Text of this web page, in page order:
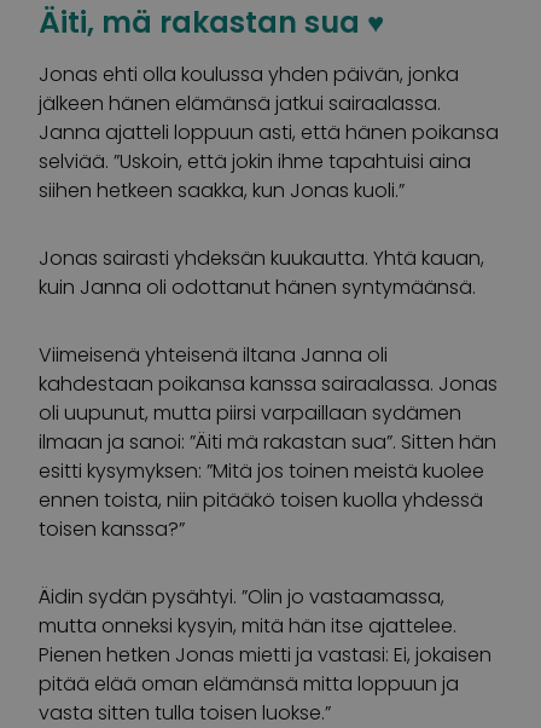
Äiti, mä rakastan sua ♥
Jonas ehti olla koulussa yhden päivän, jonka
jälkeen hänen elämänsä jatkui sairaalassa.
Janna ajatteli loppuun asti, että hänen poikansa
selviää. ”Uskoin, että jokin ihme tapahtuisi aina
siihen hetkeen saakka, kun Jonas kuoli.”
Jonas sairasti yhdeksän kuukautta. Yhtä kauan,
kuin Janna oli odottanut hänen syntymäänsä.
Viimeisenä yhteisenä iltana Janna oli
kahdestaan poikansa kanssa sairaalassa. Jonas
oli uupunut, mutta piirsi varpaillaan sydämen
ilmaan ja sanoi: ”Äiti mä rakastan sua”. Sitten hän
esitti kysymyksen: ”Mitä jos toinen meistä kuolee
ennen toista, niin pitääkö toisen kuolla yhdessä
toisen kanssa?”
Äidin sydän pysähtyi. ”Olin jo vastaamassa,
mutta onneksi kysyin, mitä hän itse ajattelee.
Pienen hetken Jonas mietti ja vastasi: Ei, jokaisen
pitää elää oman elämänsä mitta loppuun ja
vasta sitten tulla toisen luokse.”